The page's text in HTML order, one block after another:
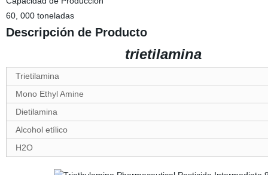
60, 000 toneladas
Descripción de Producto
trietilamina
Trietilamina
Mono Ethyl Amine
Dietilamina
Alcohol etílico
H2O